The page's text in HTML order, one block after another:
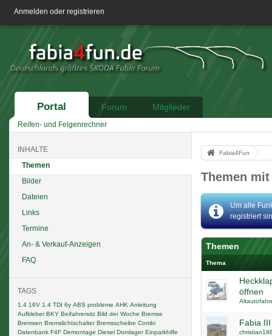
Anmelden oder registrieren
Portal Forum Mitglieder
Reifen- und Felgenrechner
INHALTE
Themen
Bilder
Dateien
Links
Termine
An- & Verkauf-Anzeigen
FAQ
TAGS
1.4 16V 1.4 TDI 6y ABS probleme AHK Anleitung
Aufkleber BKY Beifahrersitz Bild der Woche Bremse
Bremsen Bremslichtschalter Bremsscheibe Combi
Datenbank F4F Demontage Diesel Domlager Einparkhilfe
Fabia4Fun
Themen mit
Um alle
registriert
Themen
Thema
öffnen
Fabia